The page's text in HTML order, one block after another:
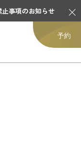
事項のお知らせ
予約